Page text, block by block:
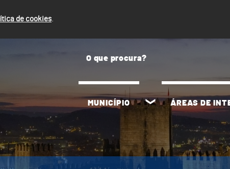
de cookies.
MUNICÍPIO ÁREAS DE